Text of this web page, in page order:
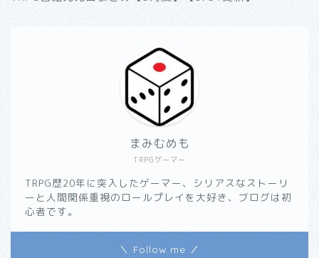
TRPGゲーマー
まみむめも
TRPG歴20年に突入したゲーマー、シリアスなストーリ
ーと人間関係重視のロールプレイを大好き、ブログは初
心者です。
＼ Follow me ／